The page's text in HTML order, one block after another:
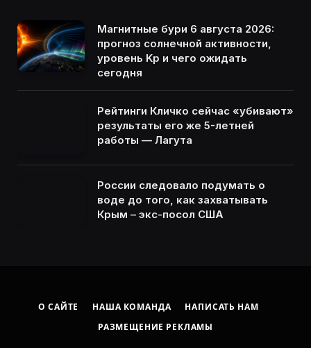
Магнитные бури 6 августа 2026:
прогноз солнечной активности,
уровень Kp и чего ожидать
сегодня
Рейтинги Кличко сейчас «убивают»
результаты его же 5-летней
работы — Лагута
России следовало подумать о
воде до того, как захватывать
Крым – экс-посол США
О САЙТЕ НАША КОМАНДА
НАПИСАТЬ НАМ
РАЗМЕЩЕНИЕ РЕКЛАМЫ